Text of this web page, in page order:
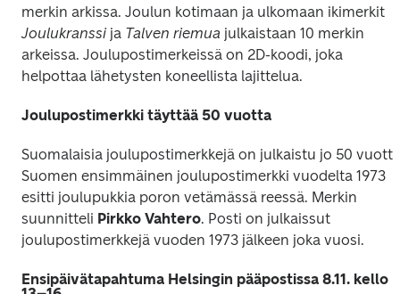
Joulukranssi ja Talven riemua julkaistaan 10 merkin
arkeissa. Joulupostimerkeissä on 2D-koodi, joka
helpottaa lähetysten koneellista lajittelua.
Joulupostimerkki täyttää 50 vuotta
Suomalaisia joulupostimerkkejä on julkaistu jo 50
Suomen ensimmäinen joulupostimerkki vuodelta 1973
esitti joulupukkia poron vetämässä reessä. Merkin
suunnitteli Pirkko Vahtero. Posti on julkaissut
joulupostimerkkejä vuoden 1973 jälkeen joka vuosi.
Ensipäivätapahtuma Helsingin pääpostissa 8.11. kello